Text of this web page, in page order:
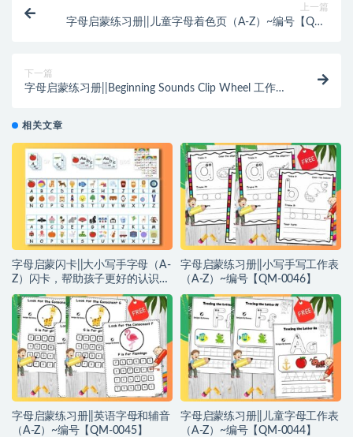
上一篇
字母启蒙练习册||儿童字母着色页（A-Z）~编号【QM-
下一篇
字母启蒙练习册||Beginning Sounds Clip Wheel 工作表
相关文章
字母启蒙闪卡||大小写手字母（A-
Z）闪卡，帮助孩子更好的认识字
母~编号【QM0047】
字母启蒙练习册||小写手写工作表
（A-Z）~编号【QM-0046】
字母启蒙练习册||英语字母和辅音
（A-Z）~编号【QM-0045】
字母启蒙练习册||儿童字母工作表
（A-Z）~编号【QM-0044】